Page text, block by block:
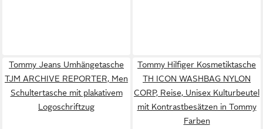
Tommy Jeans Umhängetasche
TJM ARCHIVE REPORTER, Men
Schultertasche mit plakativem
Logoschriftzug
Tommy Hilfiger Kosmetiktasche
TH ICON WASHBAG NYLON
CORP, Reise, Unisex Kulturbeutel
mit Kontrastbesätzen in Tommy
Farben